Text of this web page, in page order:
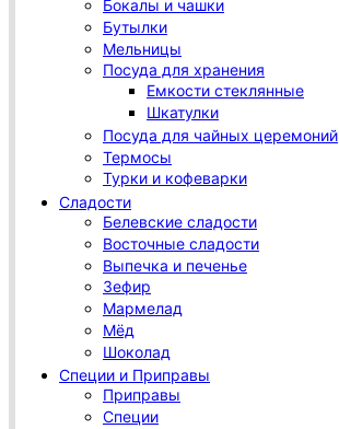
Бокалы и чашки
Бутылки
Мельницы
Посуда для хранения
Емкости стеклянные
Шкатулки
Посуда для чайных церемоний
Термосы
Турки и кофеварки
Сладости
Белевские сладости
Восточные сладости
Выпечка и печенье
Зефир
Мармелад
Мёд
Шоколад
Специи и Приправы
Приправы
Специи